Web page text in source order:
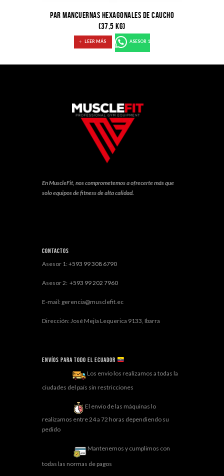
PAR MANCUERNAS HEXAGONALES DE CAUCHO
(37,5 KG)
LEER MÁS ASESOR 1
En MuscleFit, nos comprometemos a ofrecerte más que
solo equipos de fitness de alta calidad.
Contactos
Asesor 1: +593 99 308 6790
Asesor 2: +593 99 202 7960
E-mail: gerencia@musclefit.ec
Dirección: José Mejía Lequerica 9133, Ibarra
Envíos para todo el ECUADOR
Los envío los realizamos a todas la
ciudades del país sin restricciones
El envío de las máquinas lo
realizamos entre 24 a 72 horas dependiendo su
pedido
Mantenemos y cumplimos con
todas las normas de pagos